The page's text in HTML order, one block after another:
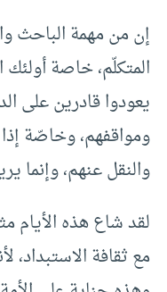
إن من مهمة الباحث
المتكلّم، خاصة أولئك
يعودوا قادرين على
ومواقفهم، وخاصّة
والنقل عنهم، وإنما
لقد شاع هذه الأيام
مع ثقافة الاستبداد،